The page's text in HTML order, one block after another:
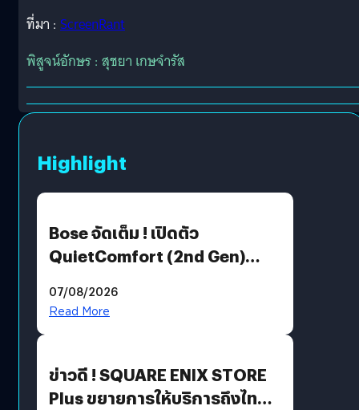
ที่มา : ScreenRant
พิสูจน์อักษร : สุชยา เกษจำรัส
Highlight
Bose จัดเต็ม ! เปิดตัว
QuietComfort (2nd Gen)
07/08/2026
Read More
ข่าวดี ! SQUARE ENIX STORE
Plus ขยายการให้บริการถึงไทย